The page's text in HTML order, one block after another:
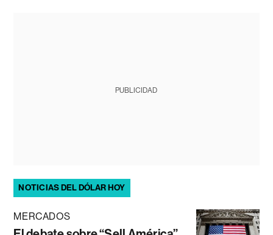
PUBLICIDAD
NOTICIAS DEL DÓLAR HOY
MERCADOS